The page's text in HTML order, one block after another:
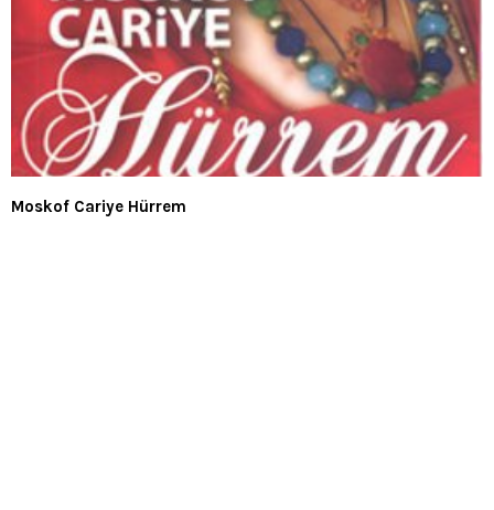
Moskof Cariye Hürrem